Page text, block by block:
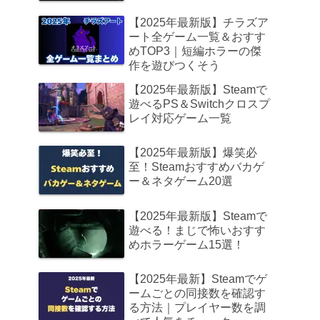
【2025年最新版】チラズア
ート全ゲーム一覧＆おすす
めTOP3｜短編ホラーの傑
作を遊びつくそう
【2025年最新版】Steamで
遊べるPS＆Switchクロスプ
レイ対応ゲーム一覧
【2025年最新版】爆笑必
至！Steamおすすめバカゲ
ー＆ネタゲーム20選
【2025年最新版】Steamで
遊べる！まじで怖いおすす
めホラーゲーム15選！
【2025年最新】Steamでゲ
ームごとの同接数を確認す
る方法｜プレイヤー数を調